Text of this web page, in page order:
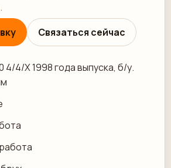
Связаться сейчас
4/4/X 1998 года выпуска, б/у.